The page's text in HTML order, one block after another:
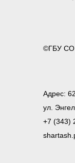
©ГБУ СО
Адрес:
ул.
+7 (343)